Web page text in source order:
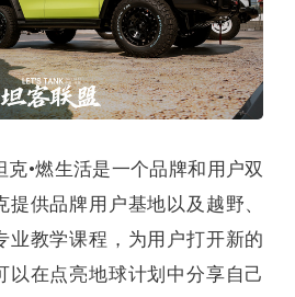
克•燃生活是一个品牌和用户双
供品牌用户基地以及越野、
业教学课程，为用户打开新的
以在点亮地球计划中分享自己